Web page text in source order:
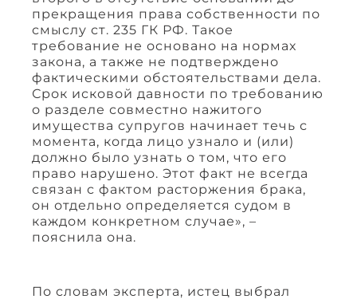
прекращения права собственности по
смыслу ст. 235 ГК РФ. Такое
требование не основано на нормах
закона, а также не подтверждено
фактическими обстоятельствами дела.
Срок исковой давности по требованию
о разделе совместно нажитого
имущества супругов начинает течь с
момента, когда лицо узнало и (или)
должно было узнать о том, что его
право нарушено. Этот факт не всегда
связан с фактом расторжения брака,
он отдельно определяется судом в
каждом конкретном случае», –
пояснила она.
По словам эксперта, истец выбрал